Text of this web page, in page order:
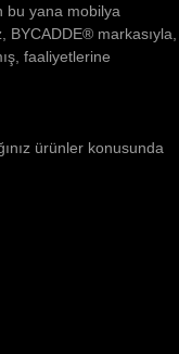
bu yana mobilya
markasıyla,
faaliyetlerine
ürünler konusunda